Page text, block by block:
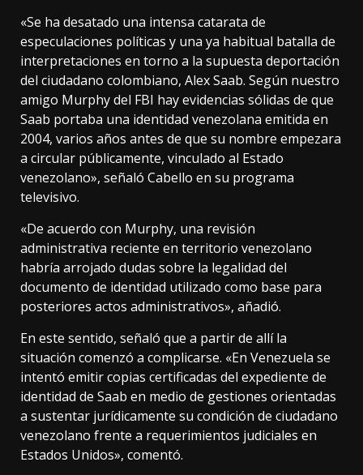
«Se ha desatado una intensa catarata de
especulaciones políticas y una ya habitual batalla de
interpretaciones en torno a la supuesta deportación
del ciudadano colombiano, Alex Saab. Según nuestro
amigo Murphy del FBI hay evidencias sólidas de que
Saab portaba una identidad venezolana emitida en
2004, varios años antes de que su nombre empezara
a circular públicamente, vinculado al Estado
venezolano», señaló Cabello en su programa
televisivo.
«De acuerdo con Murphy, una revisión
administrativa reciente en territorio venezolano
habría arrojado dudas sobre la legalidad del
documento de identidad utilizado como base para
posteriores actos administrativos», añadió.
En este sentido, señaló que a partir de allí la
situación comenzó a complicarse. «En Venezuela se
intentó emitir copias certificadas del expediente de
identidad de Saab en medio de gestiones orientadas
a sustentar jurídicamente su condición de ciudadano
venezolano frente a requerimientos judiciales en
Estados Unidos», comentó.